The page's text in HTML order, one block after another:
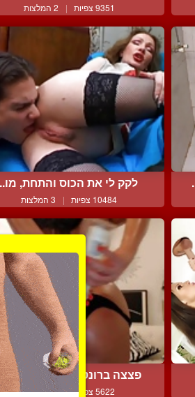
9351 צפיות | 2 המלצות
לקק לי את הכוס והתחת,
10484 צפיות | 3 המלצות
פצצה ברונטית קטנה
5622 צפיות | 2 המלצות